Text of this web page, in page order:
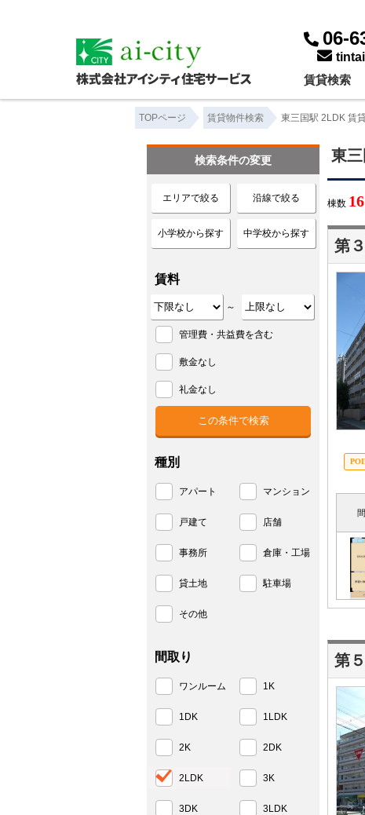
06-
賃貸検索
TOPページ 賃貸物件検索 東三国駅 2LDK 賃
東
棟数 16
第
第
検索条件の変更
エリアで絞る 沿線で絞る
小学校から探す 中学校から探す
賃料
～
管理費・共益費を含む
敷金なし
礼金なし
種別
アパート マンション
戸建て 店舗
事務所 倉庫・工場
貸土地 駐車場
その他
間取り
ワンルーム 1K
1DK 1LDK
2K 2DK
2LDK 3K
3DK 3LDK